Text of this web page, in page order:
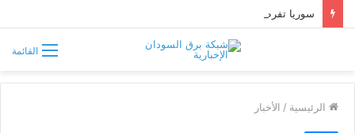
القائمة
الرئيسية / الأخبار